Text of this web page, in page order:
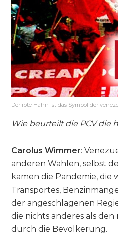
Der rote Hahn ist das Symbol der
Wie beurteilt die PCV die
Carolus Wimmer:
anderen Wahlen, selbst
kamen die Pandemie,
Transportes,
der angeschlagenen
die nichts anderes als
durch die Bevölkerung.